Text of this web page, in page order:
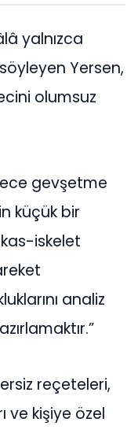
yalnızca
Yersen,
olumsuz
gevşetme
küçük bir
kas-iskelet
analiz
reçeteleri,
ve kişiye özel